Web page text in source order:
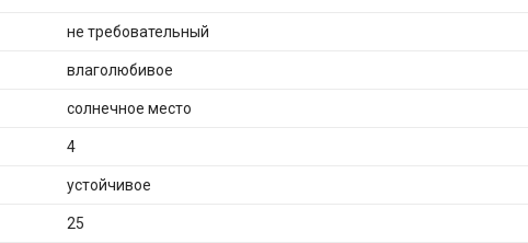
не требовательный
влаголюбивое
солнечное место
4
устойчивое
25